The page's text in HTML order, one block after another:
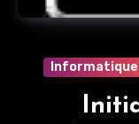
Informatique